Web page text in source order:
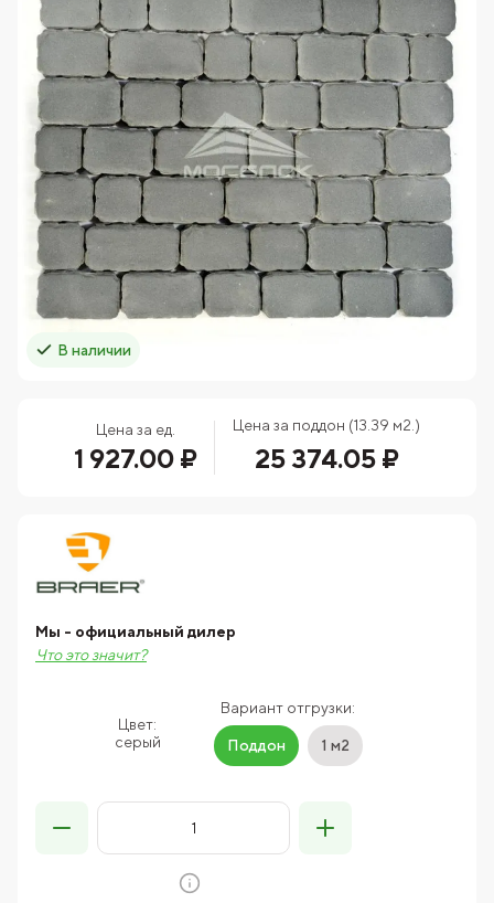
В наличии
Цена за ед.
1 927.00 ₽
Цена за поддон (13.39 м2.)
25 374.05 ₽
Цвет:
серый
Вариант отгрузки:
Поддон 1 м2
Мы - официальный дилер
Что это значит?